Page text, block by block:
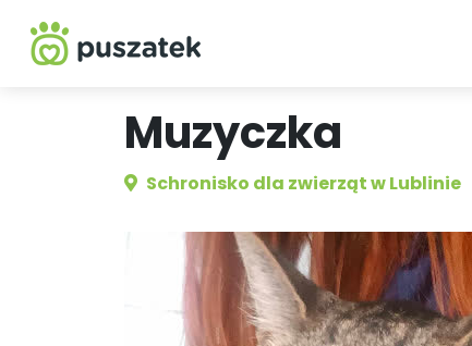
Muzyczka
Schronisko dla zwierząt w Lublinie